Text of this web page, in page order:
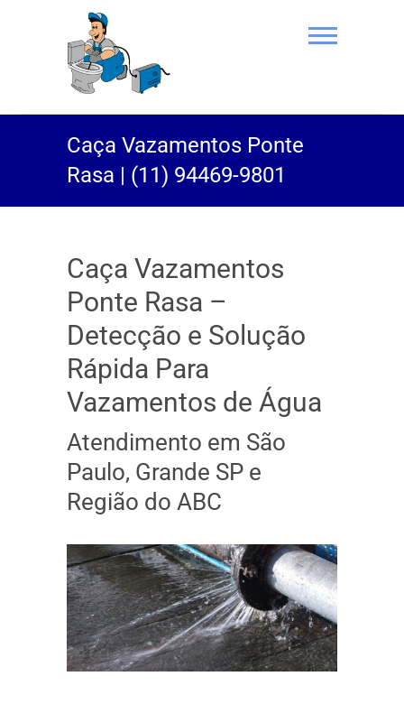
(11) 94469-
9801 |
Desentupidora
Rei do Esgoto
Caça Vazamentos Ponte
Rasa | (11) 94469-9801
Caça Vazamentos
Ponte Rasa –
Detecção e Solução
Rápida Para
Vazamentos de Água
Atendimento em São
Paulo, Grande SP e
Região do ABC